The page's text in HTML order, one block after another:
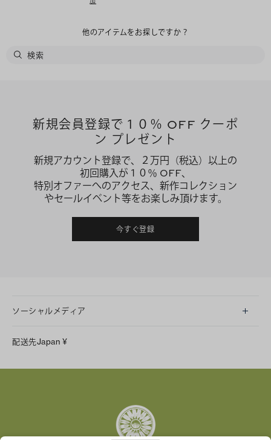
他のアイテムをお探しですか？
新規会員登録で１０％ OFF クーポ
ン プレゼント
新規アカウント登録で、２万円（税込）以上の
初回購入が１０％ OFF、
特別オファーへのアクセス、新作コレクション
やセールイベント等をお楽しみ頂けます。
今すぐ登録
ソーシャルメディア
Facebook
配送先Japan ¥